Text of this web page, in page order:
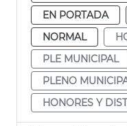
EN PORTADA
NORMAL
PLE MUNICIPAL
PLENO
HONORES Y